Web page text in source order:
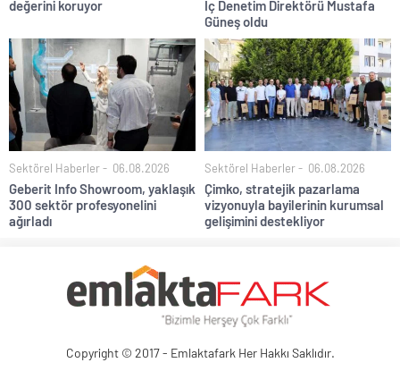
değerini koruyor
İç Denetim Direktörü Mustafa
Güneş oldu
Sektörel Haberler 06.08.2026
Geberit Info Showroom, yaklaşık
300 sektör profesyonelini
ağırladı
Sektörel Haberler 06.08.2026
Çimko, stratejik pazarlama
vizyonuyla bayilerinin kurumsal
gelişimini destekliyor
Copyright © 2017 - Emlaktafark Her Hakkı Saklıdır.